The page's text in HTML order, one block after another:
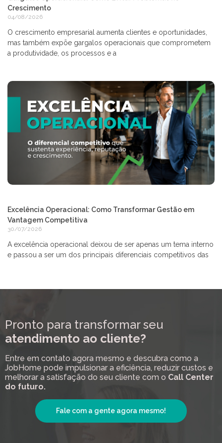
Crescimento
04/08/2026
O crescimento empresarial aumenta clientes e oportunidades,
mas também expõe gargalos operacionais que comprometem
a produtividade, os processos e a
Excelência Operacional: Como Transformar Gestão em
Vantagem Competitiva
30/07/2026
A excelência operacional deixou de ser apenas um tema interno
e passou a ser um dos principais diferenciais competitivos das
Pronto para transformar seu
atendimento ao cliente?
Entre em contato agora mesmo e descubra como a
JobHome pode impulsionar a eficiência, reduzir custos e
melhorar a satisfação do seu cliente com o Call Center
do futuro.
Fale com a gente agora mesmo!